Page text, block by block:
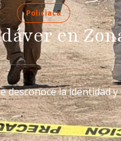
Policiaca
en
desconoce la identidad y